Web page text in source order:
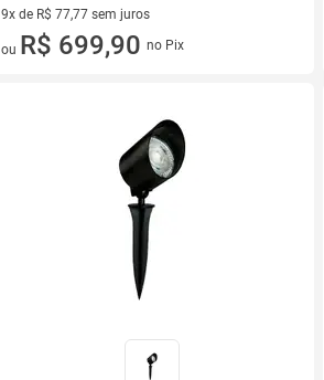
9x de R$ 77,77 sem juros
9 vez de R$ 77,77 sem juros
ou R$ 699,90 no Pix